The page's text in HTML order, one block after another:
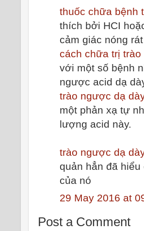
thuốc chữa bệnh
thích bởi HCI
cảm giác nóng
cách chữa trị
với một số bệnh
ngược acid dạ
trào ngược dạ
một phản xạ tự
lượng acid này.
trào ngược dạ
quản hẳn đã
của nó
29 May 2016 at
Post a Comment